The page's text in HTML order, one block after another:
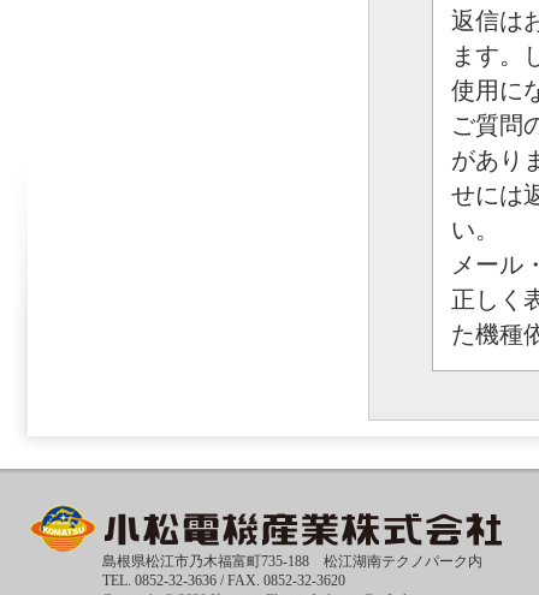
返信は
ます。
使用に
ご質問
があり
せには
い。
メール
正しく
た機種
島根県松江市乃木福富町735-188 松江湖南テクノパーク内
TEL. 0852-32-3636 / FAX. 0852-32-3620